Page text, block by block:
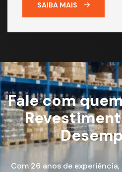
SAIBA MAIS
Fale com
Com 26 anos de